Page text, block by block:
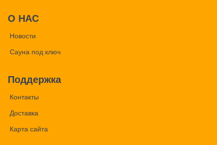
О НАС
Новости
Сауна под ключ
Поддержка
Контакты
Доставка
Карта сайта